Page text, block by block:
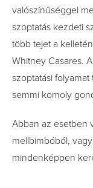
valószínűséggel
szoptatás kezdeti
több tejet a
Whitney Casares.
szoptatási
semmi komoly
Abban az esetben
mellbimbóból,
mindenképpen